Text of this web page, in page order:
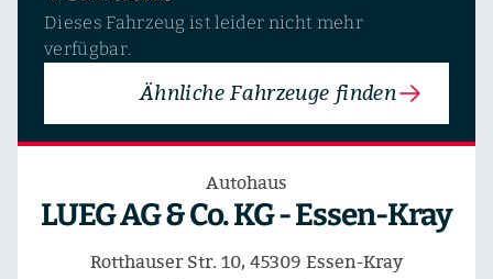
Dieses Fahrzeug ist leider nicht mehr
verfügbar.
Ähnliche Fahrzeuge finden
Autohaus
LUEG AG & Co. KG - Essen-Kray
Rotthauser Str. 10, 45309 Essen-Kray